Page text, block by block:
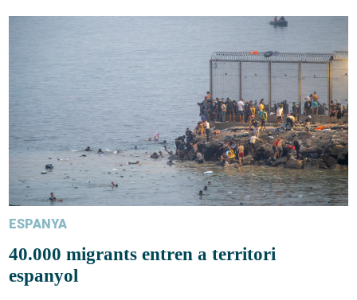
ESPANYA
40.000 migrants entren a territori
espanyol